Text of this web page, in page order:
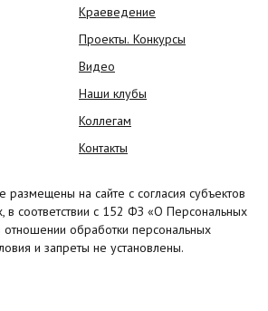
Краеведение
Проекты. Конкурсы
Видео
Наши клубы
Коллегам
Контакты
на сайте с согласия субъектов
в соответствии с 152 ФЗ «О Персональных
отношении обработки персональных
и запреты не установлены.